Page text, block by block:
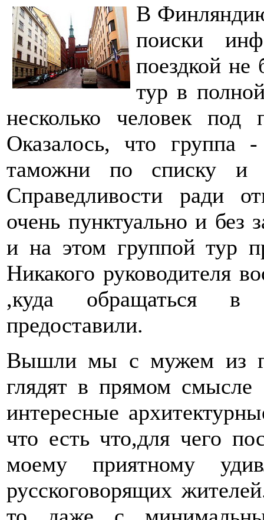
В
поиски
поездкой не
тур в
несколько человек под
Оказалось, что группа
таможни по списку и
Справедливости ради
очень пунктуально и
и на этом группой тур
Никакого руководителя
,куда обращаться в
предоставили.
Вышли мы с мужем из
глядят в прямом смысле
интересные
что есть что,для чего
моему приятному
русскоговорящих